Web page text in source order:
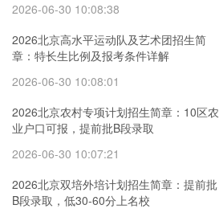
2026-06-30 10:08:38
2026北京高水平运动队及艺术团招生简
章：特长生比例及报考条件详解
2026-06-30 10:08:01
2026北京农村专项计划招生简章：10区农
业户口可报，提前批B段录取
2026-06-30 10:07:21
2026北京双培外培计划招生简章：提前批
B段录取，低30-60分上名校